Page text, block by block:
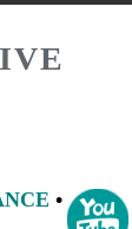
•